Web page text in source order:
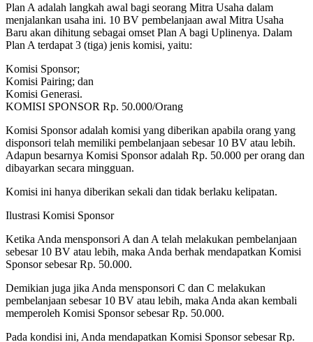
Plan A adalah langkah awal bagi seorang Mitra Usaha dalam
menjalankan usaha ini. 10 BV pembelanjaan awal Mitra Usaha
Baru akan dihitung sebagai omset Plan A bagi Uplinenya. Dalam
Plan A terdapat 3 (tiga) jenis komisi, yaitu:
Komisi Sponsor;
Komisi Pairing; dan
Komisi Generasi.
KOMISI SPONSOR Rp. 50.000/Orang
Komisi Sponsor adalah komisi yang diberikan apabila orang yang
disponsori telah memiliki pembelanjaan sebesar 10 BV atau lebih.
Adapun besarnya Komisi Sponsor adalah Rp. 50.000 per orang dan
dibayarkan secara mingguan.
Komisi ini hanya diberikan sekali dan tidak berlaku kelipatan.
Ilustrasi Komisi Sponsor
Ketika Anda mensponsori A dan A telah melakukan pembelanjaan
sebesar 10 BV atau lebih, maka Anda berhak mendapatkan Komisi
Sponsor sebesar Rp. 50.000.
Demikian juga jika Anda mensponsori C dan C melakukan
pembelanjaan sebesar 10 BV atau lebih, maka Anda akan kembali
memperoleh Komisi Sponsor sebesar Rp. 50.000.
Pada kondisi ini, Anda mendapatkan Komisi Sponsor sebesar Rp.